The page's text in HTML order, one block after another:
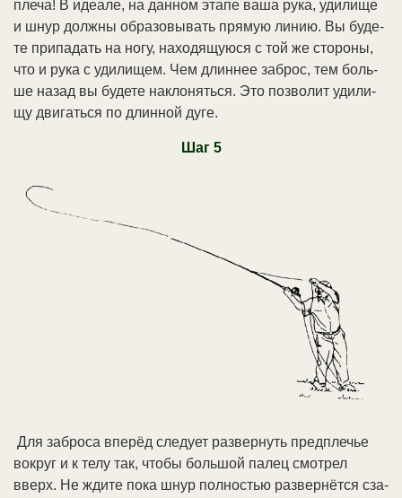
пле­ча! В идеа­ле, на дан­ном эта­пе ва­ша ру­ка, уди­ли­ще
и шнур долж­ны об­ра­зо­вы­вать пря­мую ли­нию. Вы бу­де­
те при­па­дать на но­гу, на­хо­дя­щую­ся с той же сто­ро­ны,
что и ру­ка с уди­ли­щем. Чем длин­нее за­брос, тем боль­
ше на­зад вы бу­де­те на­кло­нять­ся. Это по­зво­лит уди­ли­
щу дви­гать­ся по длин­ной ду­ге.
Шаг 5
Для за­бро­са впе­рёд сле­ду­ет раз­вер­нуть пред­пле­чье
во­круг и к те­лу так, что­бы боль­шой па­лец смот­рел
вверх. Не жди­те по­ка шнур пол­но­стью раз­вер­нёт­ся сза­